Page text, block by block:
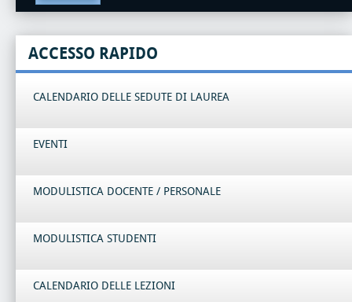
ACCESSO RAPIDO
CALENDARIO DELLE SEDUTE DI LAUREA
EVENTI
MODULISTICA DOCENTE / PERSONALE
MODULISTICA STUDENTI
CALENDARIO DELLE LEZIONI